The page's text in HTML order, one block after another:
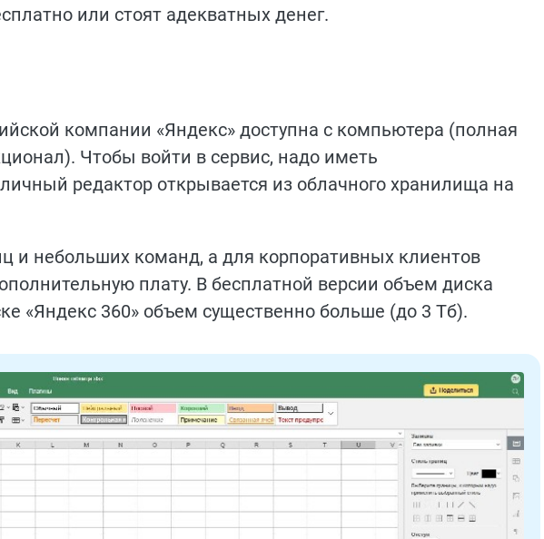
или стоят адекватных денег.
компании «Яндекс» доступна с компьютера (полная
Чтобы войти в сервис, надо иметь
редактор открывается из облачного хранилища на
и небольших команд, а для корпоративных клиентов
плату. В бесплатной версии объем диска
«Яндекс 360» объем существенно больше (до 3 Тб).